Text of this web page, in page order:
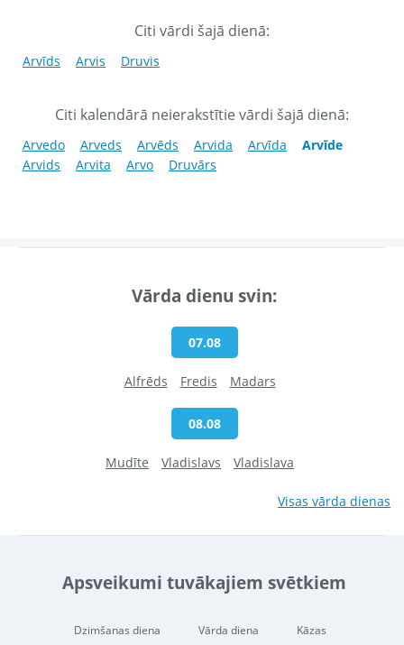
Citi vārdi šajā dienā:
Arvīds Arvis Druvis
Citi kalendārā neierakstītie vārdi šajā dienā:
Arvedo Arveds Arvēds Arvida Arvīda
Arvīde
Arvids
Arvita Arvo Druvārs
Vārda dienu svin:
07.08
Alfrēds Fredis Madars
08.08
Mudīte Vladislavs Vladislava
Visas vārda dienas
Apsveikumi tuvākajiem svētkiem
Dzimšanas diena Vārda diena Kāzas